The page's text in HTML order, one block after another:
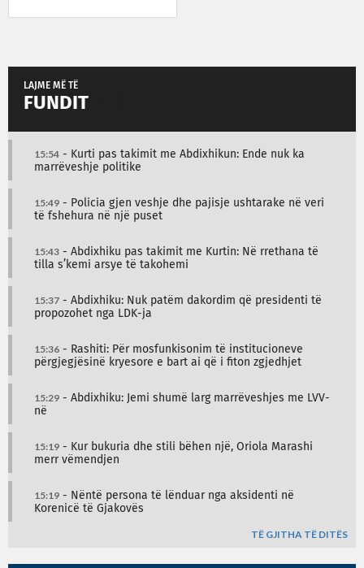
LAJME MË TË
FUNDIT
15:54 - Kurti pas takimit me Abdixhikun: Ende nuk ka
marrëveshje politike
15:49 - Policia gjen veshje dhe pajisje ushtarake në veri
të fshehura në një puset
15:43 - Abdixhiku pas takimit me Kurtin: Në rrethana të
tilla s’kemi arsye të takohemi
15:37 - Abdixhiku: Nuk patëm dakordim që presidenti të
propozohet nga LDK-ja
15:36 - Rashiti: Për mosfunkisonim të institucioneve
përgjegjësinë kryesore e bart ai që i fiton zgjedhjet
15:29 - Abdixhiku: Jemi shumë larg marrëveshjes me LVV-
në
15:19 - Kur bukuria dhe stili bëhen një, Oriola Marashi
merr vëmendjen
15:19 - Nëntë persona të lënduar nga aksidenti në
Korenicë të Gjakovës
TË GJITHA TË DITËS